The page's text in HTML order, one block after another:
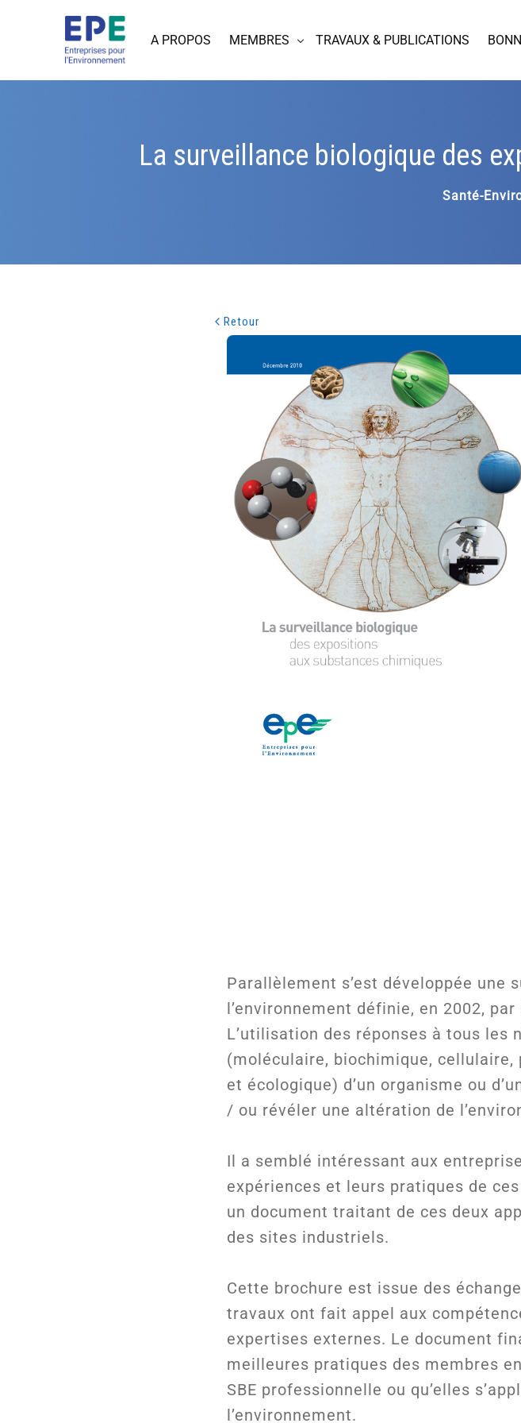
A PROPOS MEMBRES TRAVAUX & PUBLICATIONS
La surveillance biologique des
Santé-
Retour
Parallèlement s’est développée une
l’environnement définie, en 2002,
L’utilisation des réponses à tous les
(moléculaire, biochimique,
et écologique) d’un organisme ou
/ ou révéler une altération de
Il a semblé intéressant aux
expériences et leurs pratiques de
un document traitant de ces deux
des sites industriels.
Cette brochure est issue des
travaux ont fait appel aux
expertises externes. Le document
meilleures pratiques des membres
SBE professionnelle ou qu’elles
l’environnement.